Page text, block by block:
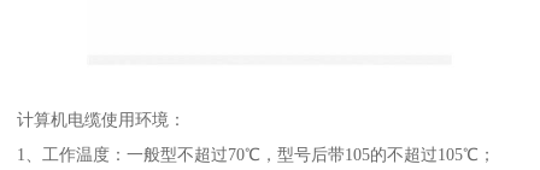
计算机电缆使用环境：
1、工作温度：一般型不超过70℃，型号后带105的不超过105℃；